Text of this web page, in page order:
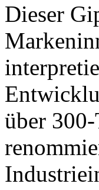
Dieser
über